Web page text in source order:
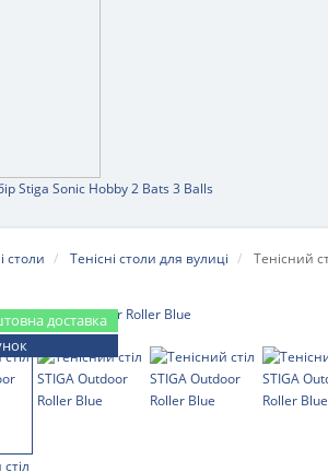
Stiga Sonic Hobby 2 Bats 3 Balls
столи Тенісні столи для вулиці Тенісний
доставка